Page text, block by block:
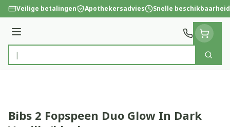
Ga naar de inhoud
Veilige betalingen Apothekersadvies Snelle beschikbaarheid
Menu
Product, merk, categorie...
Zoek
Bibs 2 Fopspeen Duo Glow In Dark